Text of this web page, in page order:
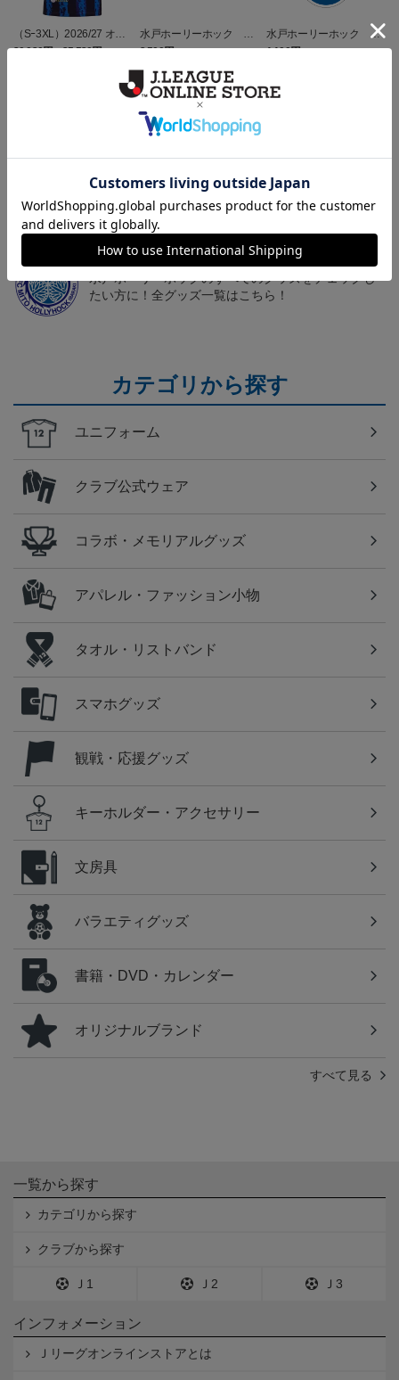
（Sｰ3XL）2026/27 オー
センティックユニフォー
20,020円～25,520円
水戸ホーリーホック ボ
ーマンダ タオルマフラー
2,500円
水戸ホーリーホック ボ
ーマンダ キーホルダー
1,100円
こだわりのデザインに注目！タオルマフラーは応援
の必須アイテム！
水戸
水戸ホーリーホックのすべてのグッズをチェックし
たい方に！全グッズ一覧はこちら！
カテゴリから探す
ユニフォーム
クラブ公式ウェア
コラボ・メモリアルグッズ
アパレル・ファッション小物
タオル・リストバンド
スマホグッズ
観戦・応援グッズ
キーホルダー・アクセサリー
文房具
バラエティグッズ
書籍・DVD・カレンダー
オリジナルブランド
すべて見る
一覧から探す
カテゴリから探す
クラブから探す
Ｊ1 Ｊ2 Ｊ3
インフォメーション
Ｊリーグオンラインストアとは